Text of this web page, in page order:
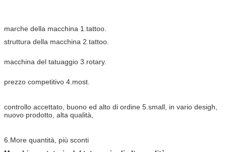
marche della macchina 1.tattoo.
struttura della macchina 2.tattoo.
macchina del tatuaggio 3.rotary.
prezzo competitivo 4.most.
controllo accettato, buono ed alto di ordine 5.small, in vario desigh,
nuovo prodotto, alta qualità,
6.More quantità, più sconti